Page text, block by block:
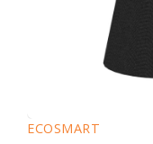
ECOSMART